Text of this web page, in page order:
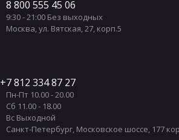
8 800 555 45 06
9:30 - 21:00 Без выходных
Москва ул. Вятская, 27, корп.5
7 812 334 87 27
Пн-Пт 10.00 - 20.00
Сб 11.00 - 18.00
Вс Выходной
Санкт-Петербург Московское шоссе, 177